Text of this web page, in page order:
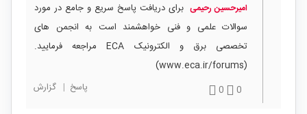
امیرحسین رحیمی برای دریافت پاسخ سریع و جامع در مورد
سوالات علمی و فنی خواهشمند است به انجمن های
تخصصی برق و الکترونیک ECA مراجعه فرمایید.
(www.eca.ir/forums)
0
0 پاسخ | گزارش